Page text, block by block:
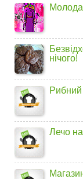
нічого!
Рибний
Лечо